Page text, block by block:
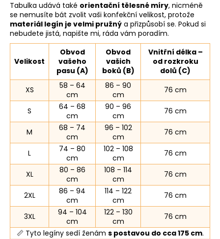
Tabulka udává také orientační tělesné míry, nicméně
se nemusíte bát zvolit vaši konfekční velikost, protože
materiál legín je velmi pružný a přizpůsobí se. Pokud si
nebudete jistá, napište mi, ráda vám poradím.
Velikost
Obvod
vašeho
pasu (A)
Obvod
vašich
boků (B)
Vnitřní délka –
od rozkroku
dolů (C)
XS
58 – 64
cm
86 – 90
cm
76 cm
S
64 – 68
cm
90 – 96
cm
76 cm
M
68 – 74
cm
96 – 102
cm
76 cm
L
74 – 80
cm
102 – 108
cm
76 cm
XL
80 – 86
cm
108 – 114
cm
76 cm
2XL
86 – 94
cm
114 – 122
cm
76 cm
3XL
94 – 104
cm
122 – 130
cm
76 cm
📏 Tyto legíny sedí ženám s postavou do cca 175 cm.